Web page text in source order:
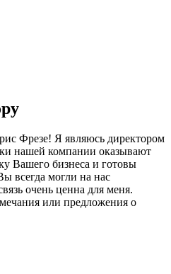
Фрезе! Я являюсь директором
нашей компании оказывают
Вашего бизнеса и готовы
всегда могли на нас
очень ценна для меня.
или предложения о